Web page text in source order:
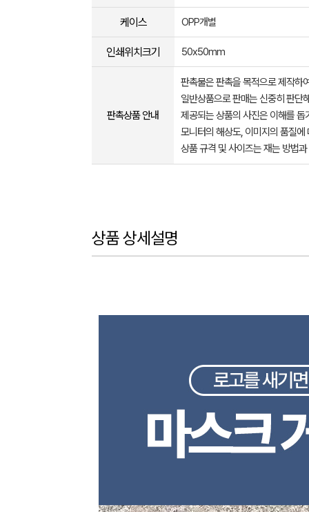
케이스 OPP개별
인쇄위치크기 50x50mm
판촉상품 안내
판촉물은 판촉을 목적으로 제작하
일반상품으로 판매는 신중히 판단
제공되는 상품의 사진은 이해를
모니터의 해상도, 이미지의 품질
상품 규격 및 사이즈는 재는 방법
상품 상세설명